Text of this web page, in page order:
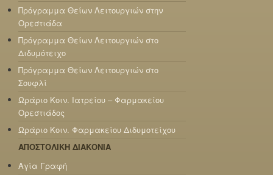
Πρόγραμμα Θείων Λειτουργιών στην
Ορεστιάδα
Πρόγραμμα Θείων Λειτουργιών στο
Διδυμότειχο
Πρόγραμμα Θείων Λειτουργιών στο
Σουφλί
Ωράριο Κοιν. Ιατρείου – Φαρμακείου
Ορεστιάδος
Ωράριο Κοιν. Φαρμακείου Διδυμοτείχου
ΑΠΟΣΤΟΛΙΚΗ ΔΙΑΚΟΝΙΑ
Αγία Γραφή